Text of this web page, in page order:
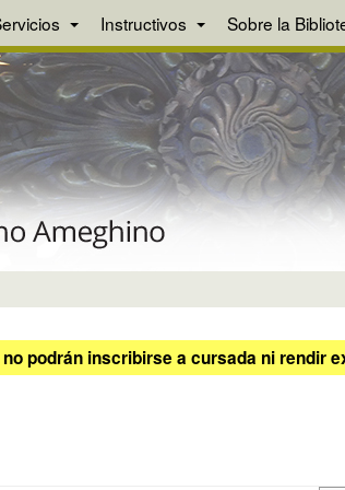
Instructivos Sobre la
podrán inscribirse a cursada ni rendir